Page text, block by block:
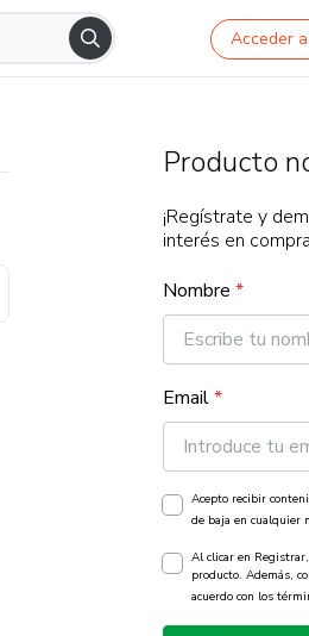
Acceder
Producto
¡Regístrate y
interés en
Nombre *
Email*
Acepto recibir
de baja en cualquier
Al clicar en
producto. Además,
acuerdo con los